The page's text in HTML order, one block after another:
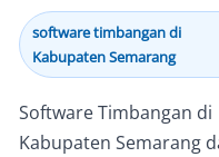
software timbangan di
Kabupaten Semarang
Software Timbangan di
Kabupaten Semarang